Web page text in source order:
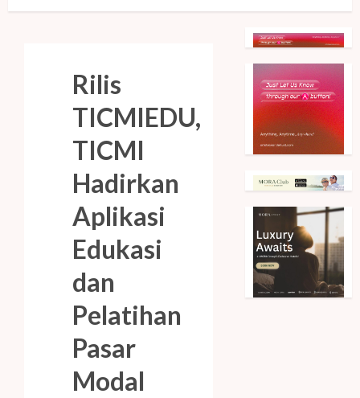
Rilis
TICMIEDU,
TICMI
Hadirkan
Aplikasi
Edukasi
dan
Pelatihan
Pasar
Modal